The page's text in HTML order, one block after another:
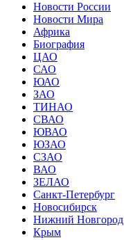
Новости России
Новости Мира
Африка
Биография
ЦАО
САО
ЮАО
ЗАО
ТИНАО
СВАО
ЮВАО
ЮЗАО
СЗАО
ВАО
ЗЕЛАО
Санкт-Петербург
Новосибирск
Нижний Новгород
Крым